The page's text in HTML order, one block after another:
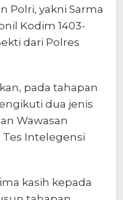
Polri, yakni Sarma
Kodim 1403-
dari Polres
pada tahapan
dua jenis
Wawasan
Tes Intelegensi
kasih kepada